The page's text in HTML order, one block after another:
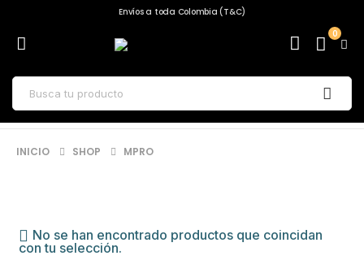
Envíos a toda Colombia (T&C)
0
INICIO SHOP MPRO
No se han encontrado productos que coincidan
con tu selección.